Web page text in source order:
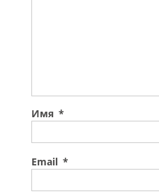
Имя *
Email *